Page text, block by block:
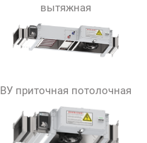
вытяжная
ВУ приточная потолочная